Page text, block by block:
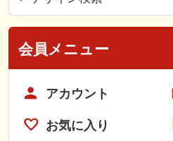
会員メニュー
アカウント
お気に入り